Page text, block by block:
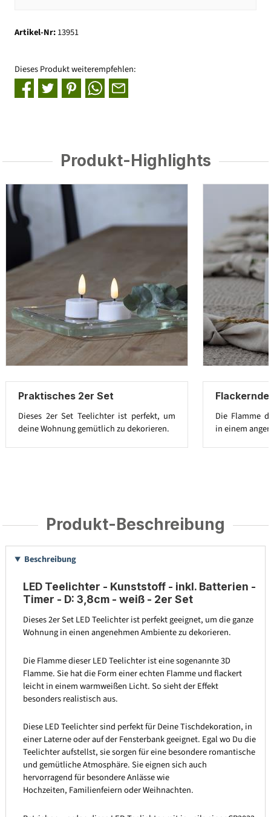
Artikel-Nr:13951
Dieses Produkt weiterempfehlen:
Produkt-Highlights
Praktisches 2er Set
Dieses 2er Set Teelichter ist perfekt, um
deine Wohnung gemütlich zu dekorieren.
Flackernde
Die Flamme
in einem
Produkt-Beschreibung
Beschreibung
LED Teelichter - Kunststoff - inkl. Batterien -
Timer - D: 3,8cm - weiß - 2er Set
Dieses 2er Set LED Teelichter ist perfekt geeignet, um die ganze
Wohnung in einen angenehmen Ambiente zu dekorieren.
Die Flamme dieser LED Teelichter ist eine sogenannte 3D
Flamme. Sie hat die Form einer echten Flamme und flackert
leicht in einem warmweißen Licht. So sieht der Effekt
besonders realistisch aus.
Diese LED Teelichter sind perfekt für Deine Tischdekoration, in
einer Laterne oder auf der Fensterbank geeignet. Egal wo Du die
Teelichter aufstellst, sie sorgen für eine besondere romantische
und gemütliche Atmosphäre. Sie eignen sich auch
hervorragend für besondere Anlässe wie
Hochzeiten, Familienfeiern oder Weihnachten.